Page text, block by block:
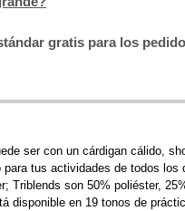
gratis para los
ser con un cárdigan cálido,
tus actividades de todos los
Triblends son 50% poliéster,
disponible en 19 tonos de